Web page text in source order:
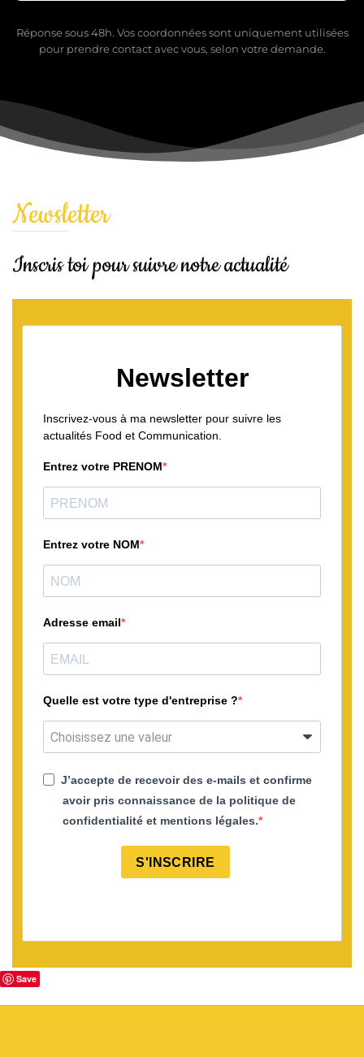
Réponse sous 48h. Vos coordonnées sont uniquement utilisées
pour prendre contact avec vous, selon votre demande.
Newsletter
Inscris toi pour suivre notre actualité
Newsletter
Inscrivez-vous à ma newsletter pour suivre les
actualités Food et Communication.
Entrez votre PRENOM
Entrez votre NOM
Adresse email
Quelle est votre type d'entreprise ?
J’accepte de recevoir des e-mails et confirme
avoir pris connaissance de la politique de
confidentialité et mentions légales.
S'INSCRIRE
Save